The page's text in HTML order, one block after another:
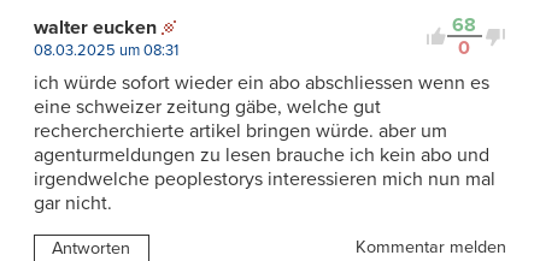
68
0
walter eucken
08.03.2025 um 08:31
ich würde sofort wieder ein abo abschliessen wenn es
eine schweizer zeitung gäbe, welche gut
rechercherchierte artikel bringen würde. aber um
agenturmeldungen zu lesen brauche ich kein abo und
irgendwelche peoplestorys interessieren mich nun mal
gar nicht.
Antworten Kommentar melden